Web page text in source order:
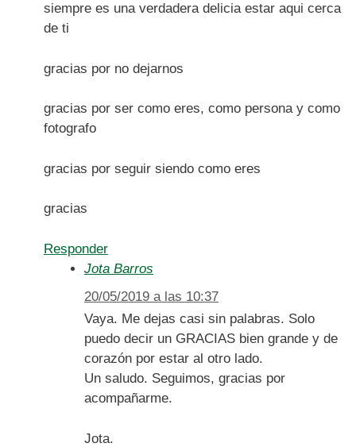
siempre es una verdadera delicia estar aqui cerca
de ti
gracias por no dejarnos
gracias por ser como eres, como persona y como
fotografo
gracias por seguir siendo como eres
gracias
Responder
Jota Barros
20/05/2019 a las 10:37
Vaya. Me dejas casi sin palabras. Solo
puedo decir un GRACIAS bien grande y de
corazón por estar al otro lado.
Un saludo. Seguimos, gracias por
acompañarme.
Jota.